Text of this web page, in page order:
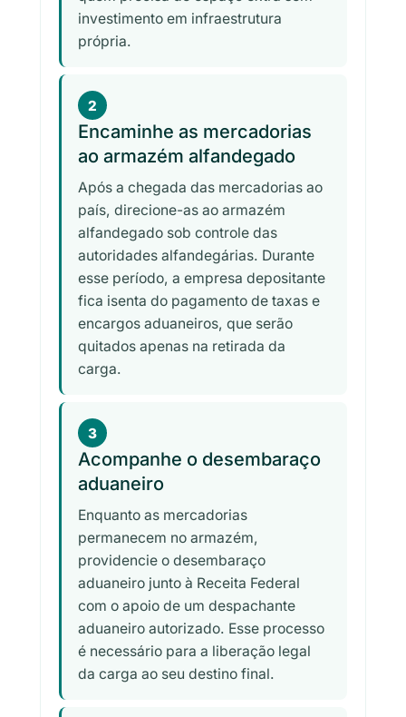
investimento em infraestrutura
própria.
2
Encaminhe as mercadorias
ao armazém alfandegado
Após a chegada das mercadorias ao
país, direcione-as ao armazém
alfandegado sob controle das
autoridades alfandegárias. Durante
esse período, a empresa depositante
fica isenta do pagamento de taxas e
encargos aduaneiros, que serão
quitados apenas na retirada da
carga.
3
Acompanhe o desembaraço
aduaneiro
Enquanto as mercadorias
permanecem no armazém,
providencie o desembaraço
aduaneiro junto à Receita Federal
com o apoio de um despachante
aduaneiro autorizado. Esse processo
é necessário para a liberação legal
da carga ao seu destino final.